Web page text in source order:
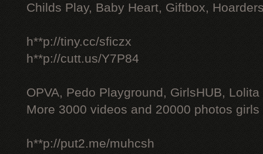
Childs Play, Baby Heart, Giftbox,
h**p://tiny.cc/sficzx
h**p://cutt.us/Y7P84
OPVA, Pedo Playground, GirlsHUB, Lolita
More 3000 videos and 20000 photos
h**p://put2.me/muhcsh